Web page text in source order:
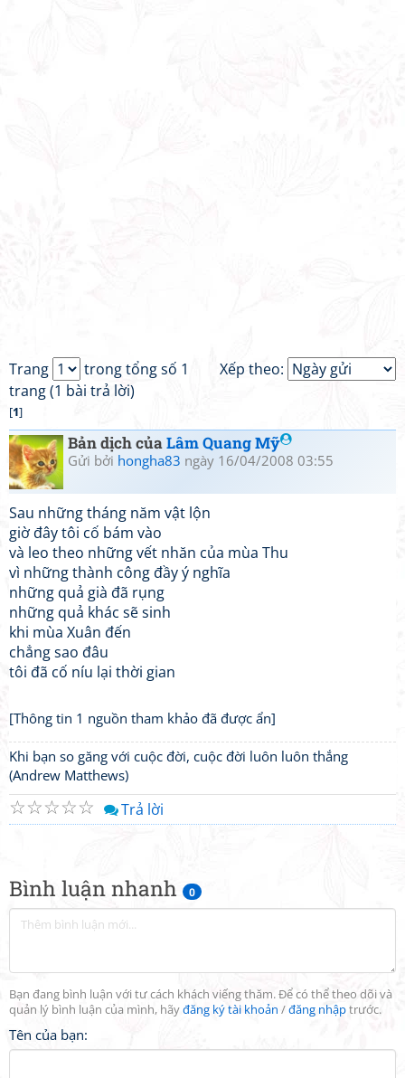
Bình luận nhanh 0
Bạn đang bình luận với tư cách khách viếng thăm. Để có thể theo dõi và
quản lý bình luận của mình, hãyđăng ký tài khoản /đăng nhậptrước.
Tên của bạn:
Xếp theo:
Trang
trong tổng số 1
trang (1 bài trả lời)
[1]
Bản dịch củaLâm Quang Mỹ
Gửi bởi hongha83 ngày 16/04/2008 03:55
Sau những tháng năm vật lộn
giờ đây tôi cố bám vào
và leo theo những vết nhăn của mùa Thu
vì những thành công đầy ý nghĩa
những quả già đã rụng
những quả khác sẽ sinh
khi mùa Xuân đến
chẳng sao đâu
tôi đã cố níu lại thời gian
[Thông tin 1 nguồn tham khảo đã được ẩn]
Khi bạn so găng với cuộc đời, cuộc đời luôn luôn thắng
(Andrew Matthews)
☆
☆
☆
☆
☆ Trả lời